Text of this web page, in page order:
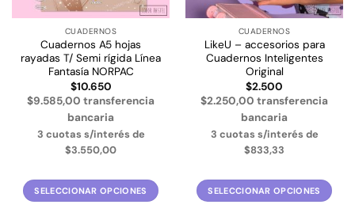
CUADERNOS
Cuadernos A5 hojas
rayadas T/ Semi rígida Línea
Fantasía NORPAC
$10.650
$9.585,00 transferencia
bancaria
3 cuotas s/interés de
$3.550,00
SELECCIONAR OPCIONES
CUADERNOS
LikeU – accesorios para
Cuadernos Inteligentes
Original
$2.500
$2.250,00 transferencia
bancaria
3 cuotas s/interés de
$833,33
SELECCIONAR OPCIONES